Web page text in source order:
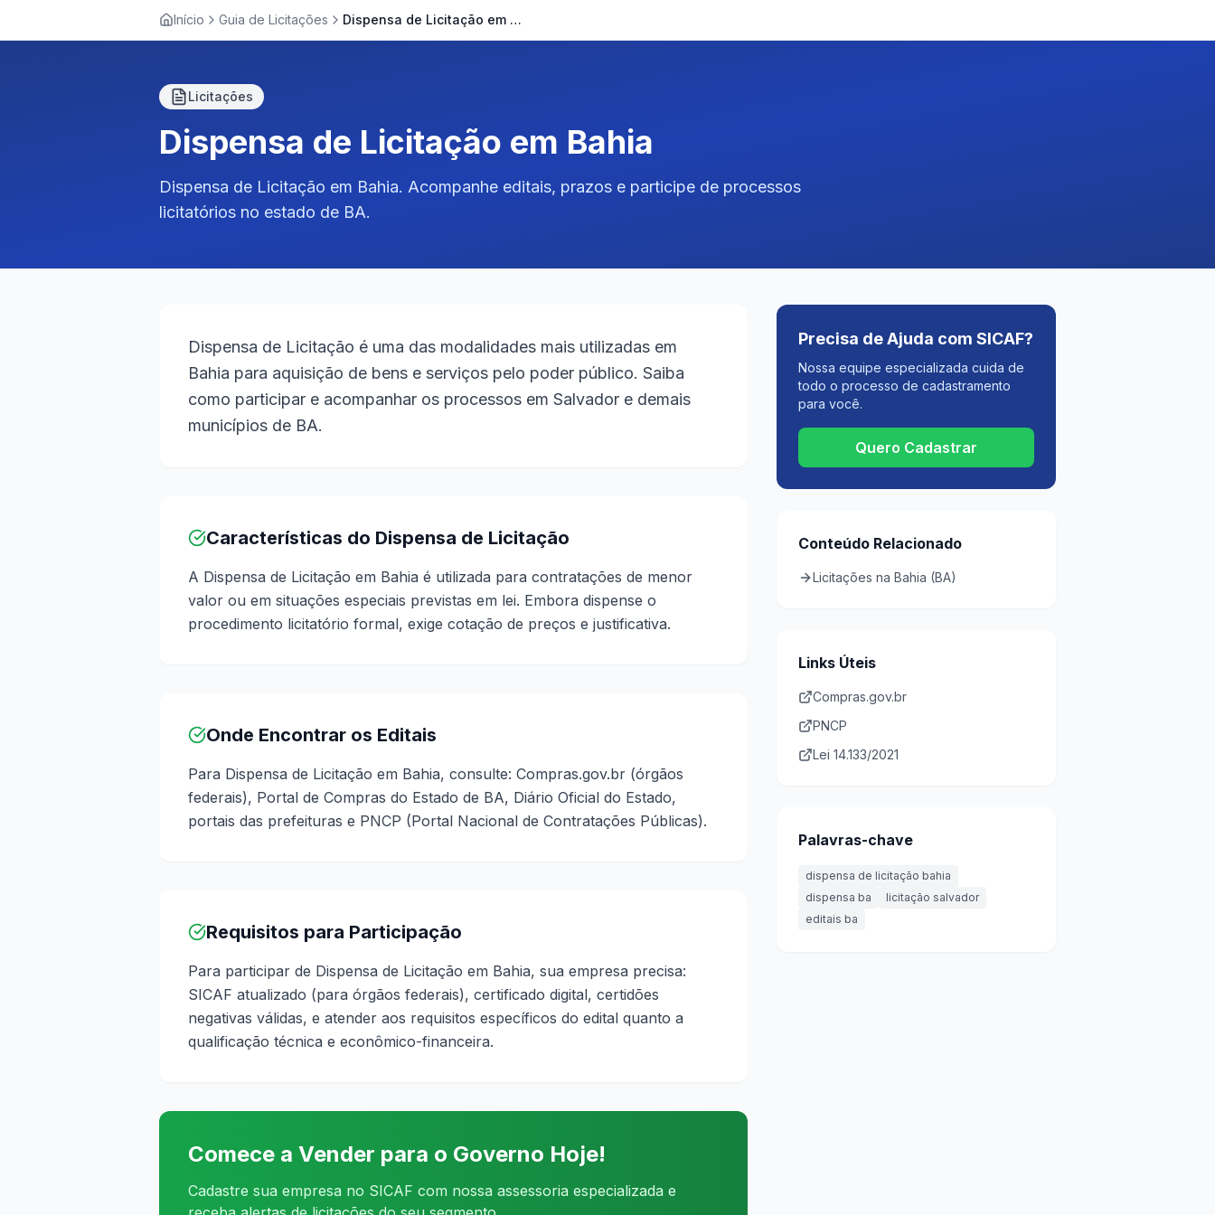
Início Guia de Licitações Dispensa de Licitação em Bahia
Licitações
Dispensa de Licitação em Bahia
Dispensa de Licitação em Bahia. Acompanhe editais, prazos e participe de processos
licitatórios no estado de BA.
Dispensa de Licitação é uma das modalidades mais utilizadas em
Bahia para aquisição de bens e serviços pelo poder público. Saiba
como participar e acompanhar os processos em Salvador e demais
municípios de BA.
Características do Dispensa de Licitação
A Dispensa de Licitação em Bahia é utilizada para contratações de menor
valor ou em situações especiais previstas em lei. Embora dispense o
procedimento licitatório formal, exige cotação de preços e justificativa.
Onde Encontrar os Editais
Para Dispensa de Licitação em Bahia, consulte: Compras.gov.br (órgãos
federais), Portal de Compras do Estado de BA, Diário Oficial do Estado,
portais das prefeituras e PNCP (Portal Nacional de Contratações Públicas).
Requisitos para Participação
Para participar de Dispensa de Licitação em Bahia, sua empresa precisa:
SICAF atualizado (para órgãos federais), certificado digital, certidões
negativas válidas, e atender aos requisitos específicos do edital quanto a
qualificação técnica e econômico-financeira.
Comece a Vender para o Governo Hoje!
Cadastre sua empresa no SICAF com nossa assessoria especializada e
Precisa de Ajuda com SICAF?
Nossa equipe especializada cuida de
todo o processo de cadastramento
para você.
Quero Cadastrar
Conteúdo Relacionado
Licitações na Bahia (BA)
Links Úteis
Compras.gov.br
PNCP
Lei 14.133/2021
Palavras-chave
dispensa de licitação bahia
dispensa ba
licitação salvador
editais ba